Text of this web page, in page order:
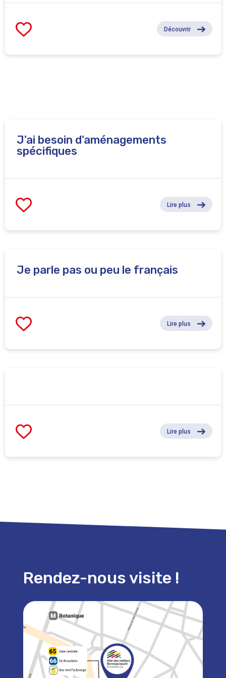
Découvrir
J'ai besoin d'aménagements
spécifiques
Lire plus
Je parle pas ou peu le français
Lire plus
Lire plus
Rendez-nous visite !